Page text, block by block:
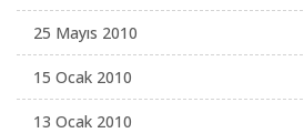
25 Mayıs 2010
15 Ocak 2010
13 Ocak 2010